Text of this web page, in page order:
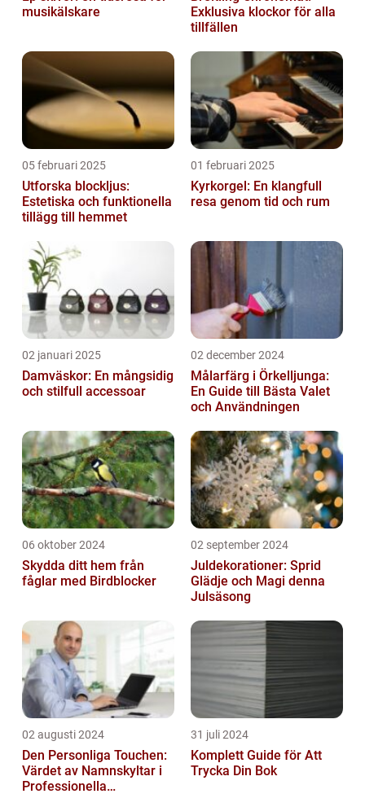
musikälskare
Exklusiva klockor för alla
tillfällen
05 februari 2025
Utforska blockljus:
Estetiska och funktionella
tillägg till hemmet
01 februari 2025
Kyrkorgel: En klangfull
resa genom tid och rum
02 januari 2025
Damväskor: En mångsidig
och stilfull accessoar
02 december 2024
Målarfärg i Örkelljunga:
En Guide till Bästa Valet
och Användningen
06 oktober 2024
Skydda ditt hem från
fåglar med Birdblocker
02 september 2024
Juldekorationer: Sprid
Glädje och Magi denna
Julsäsong
02 augusti 2024
Den Personliga Touchen:
Värdet av Namnskyltar i
Professionella
31 juli 2024
Komplett Guide för Att
Trycka Din Bok